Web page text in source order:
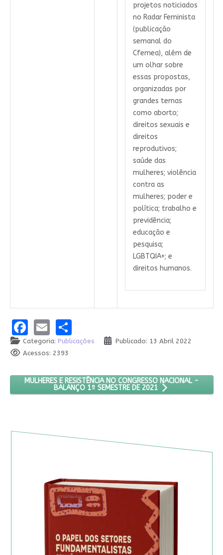
projetos noticiados
no Radar Feminista
(publicação
semanal do
Cfemea), além de
um olhar sobre
essas propostas,
organizadas por
grandes temas
como aborto;
direitos sexuais e
direitos
reprodutivos;
saúde das
mulheres; violência
contra as
mulheres; poder e
política; trabalho e
previdência;
educação e
pesquisa;
LGBTQIA+; e
direitos humanos.
Facebook
EmailShare
Categoria: Publicações
Publicado: 13 Abril 2022
Acessos: 2393
PRÓXIMO ARTIGO: MULHERES E RESISTÊNCIA NO
MULHERES E RESISTÊNCIA NO CONGRESSO NACIONAL -
BALANÇO 1º SEMESTRE DE 2021